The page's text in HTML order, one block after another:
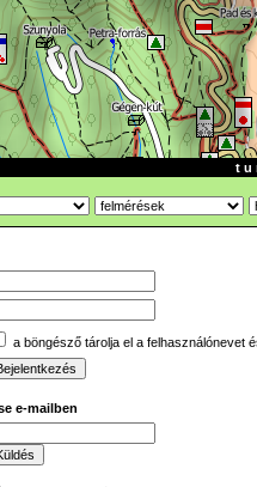
t u
a böngésző tárolja el a felhasználónevet
e-mailben